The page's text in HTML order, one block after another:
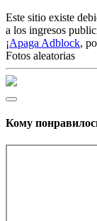
Este sitio existe
a los ingresos
¡Apaga Adblock,
Fotos aleatorias
Кому